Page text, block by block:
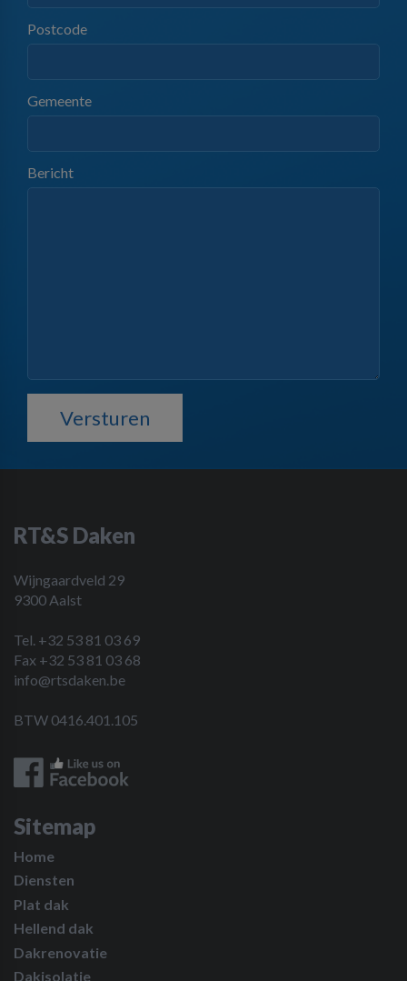
Postcode
Gemeente
Bericht
Versturen
RT&S Daken
Wijngaardveld 29
9300 Aalst
Tel. +32 53 81 03 69
Fax +32 53 81 03 68
info@rtsdaken.be
BTW 0416.401.105
Sitemap
Home
Diensten
Plat dak
Hellend dak
Dakrenovatie
Dakisolatie